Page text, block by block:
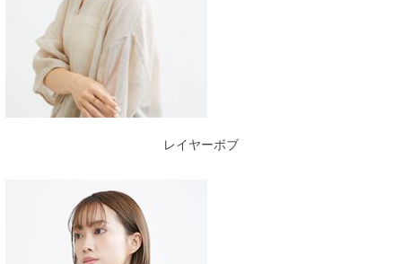
レイヤーボブ